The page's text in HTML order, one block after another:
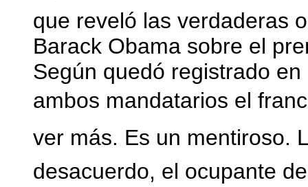
que reveló las verdaderas
Barack Obama sobre el
Según quedó registrado
ambos mandatarios el
ver más. Es un mentiroso.
desacuerdo, el ocupante